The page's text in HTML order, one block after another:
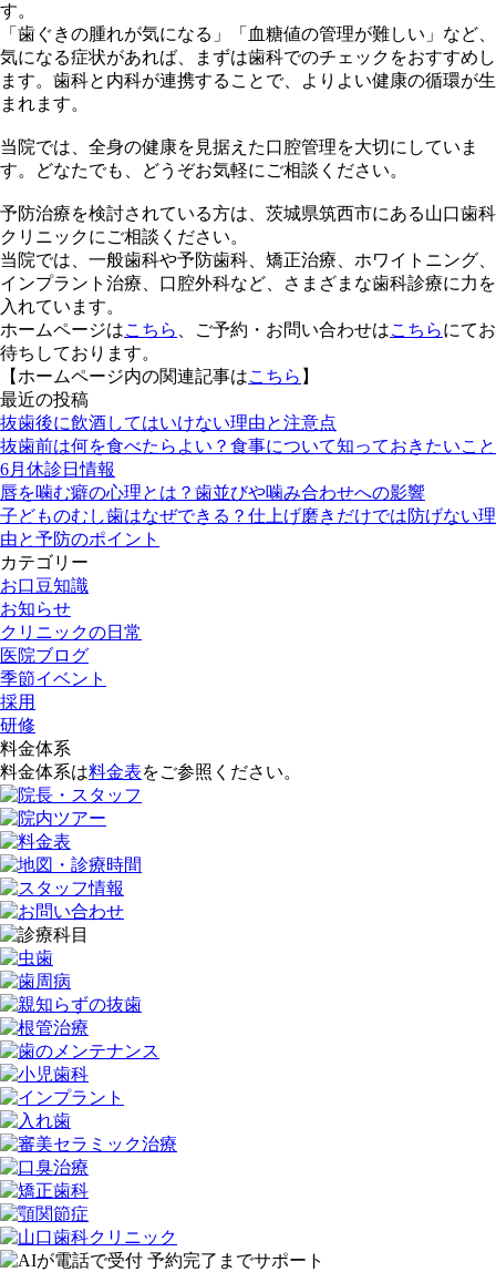
す。
「歯ぐきの腫れが気になる」「血糖値の管理が難しい」など、
気になる症状があれば、まずは歯科でのチェックをおすすめし
ます。歯科と内科が連携することで、よりよい健康の循環が生
まれます。
当院では、全身の健康を見据えた口腔管理を大切にしていま
す。どなたでも、どうぞお気軽にご相談ください。
予防治療を検討されている方は、茨城県筑西市にある山口歯科
クリニックにご相談ください。
当院では、一般歯科や予防歯科、矯正治療、ホワイトニング、
インプラント治療、口腔外科など、さまざまな歯科診療に力を
入れています。
ホームページはこちら 、ご予約・お問い合わせはこちらにてお
待ちしております。
【ホームページ内の関連記事はこちら 】
最近の投稿
抜歯後に飲酒してはいけない理由と注意点
抜歯前は何を食べたらよい？食事について知っておきたいこと
6月休診日情報
唇を噛む癖の心理とは？歯並びや噛み合わせへの影響
子どものむし歯はなぜできる？仕上げ磨きだけでは防げない理
由と予防のポイント
カテゴリー
お口豆知識
お知らせ
クリニックの日常
医院ブログ
季節イベント
採用
研修
料金体系
料金体系は料金表をご参照ください。